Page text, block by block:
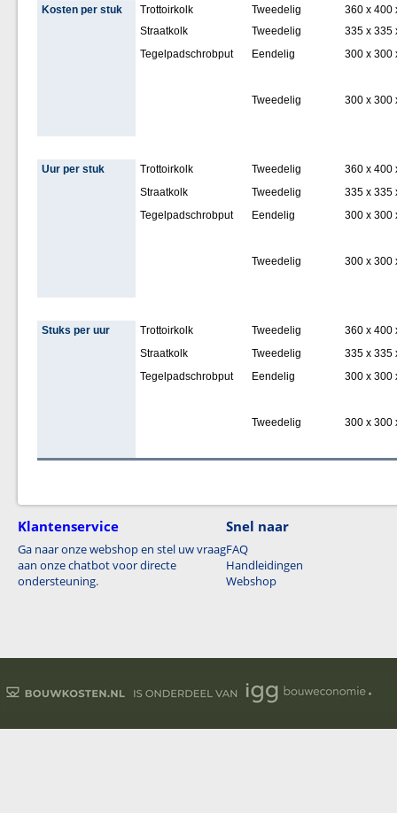
Kosten per stuk
Trottoirkolk Tweedelig
360 x 400
Straatkolk
Tweedelig
335 x 335
Tegelpadschrobput
Eendelig 300 x 300
Tweedelig 300 x 300
Uur per stuk Trottoirkolk Tweedelig
360 x 400
Straatkolk
Tweedelig
335 x 335
Tegelpadschrobput
Eendelig 300 x 300
Tweedelig 300 x 300
Stuks per uur Trottoirkolk Tweedelig
360 x 400
Straatkolk
Tweedelig
335 x 335
Tegelpadschrobput
Eendelig 300 x 300
Tweedelig 300 x 300
Klantenservice
Ga naar onze webshop en stel uw vraag
aan onze chatbot voor directe
ondersteuning.
Snel naar
FAQ
Handleidingen
Webshop